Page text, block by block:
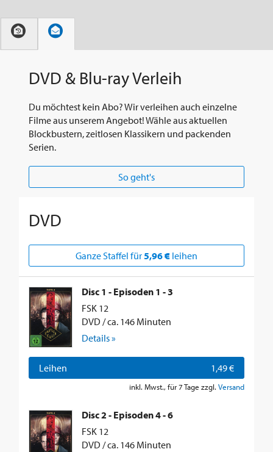
DVD & Blu-ray Verleih
Du möchtest kein Abo? Wir verleihen auch einzelne
Filme aus unserem Angebot! Wähle aus aktuellen
Blockbustern, zeitlosen Klassikern und packenden
Serien.
So geht's
DVD
Ganze Staffel für5,96 € leihen
Disc 1 - Episoden 1 - 3
FSK 12
DVD / ca. 146 Minuten
Details »
Leihen 1,49 €
inkl. Mwst., für 7 Tage zzgl. Versand
Disc 2 - Episoden 4 - 6
FSK 12
DVD / ca. 146 Minuten